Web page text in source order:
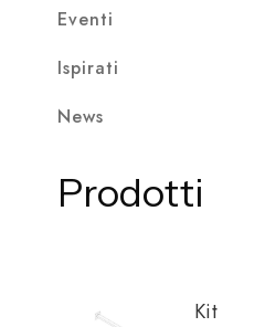
Eventi
Ispirati
News
Prodotti
Kit